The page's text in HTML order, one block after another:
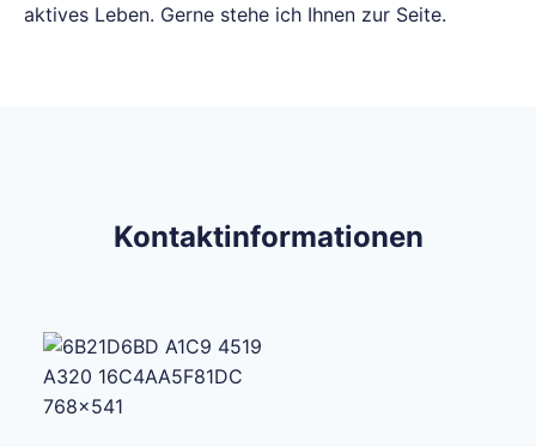
aktives Leben. Gerne stehe ich Ihnen zur Seite.
Kontaktinformationen